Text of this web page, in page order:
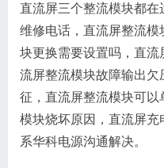
直流屏三个整流模块都
维修电话，直流屏整流
块更换需要设置吗，直
流屏整流模块故障输出
征，直流屏整流模块可
模块烧坏原因，直流屏
系华科电源沟通解决。